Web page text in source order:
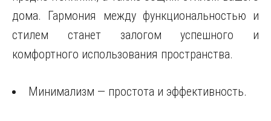
дома. Гармония между функциональностью и
стилем станет залогом успешного и
комфортного использования пространства.
Минимализм — простота и эффективность.